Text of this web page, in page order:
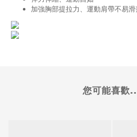
加強胸部提拉力、運動肩帶不易滑
您可能喜歡